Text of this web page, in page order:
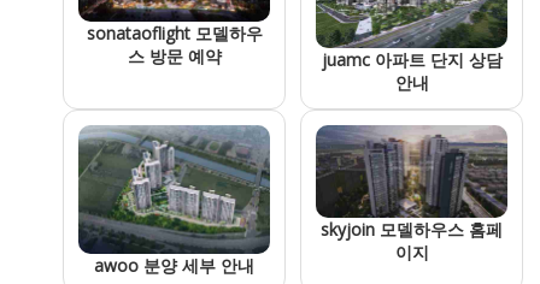
sonataoflight 모델하우
스 방문 예약
juamc 아파트 단지 상담
안내
awoo 분양 세부 안내
skyjoin 모델하우스 홈페
이지